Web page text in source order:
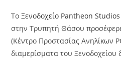
ΤοΞενοδοχείο Pantheon
στην Τρυπητή Θάσου
(Κέντρο Προστασίας Ανηλίκων
διαμερίσματα του